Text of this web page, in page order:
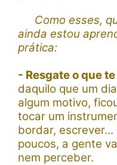
Como esses,
ainda estou
prática:
- Resgate o que
daquilo que um
algum motivo,
tocar um
bordar,
poucos, a gente
nem perceber.